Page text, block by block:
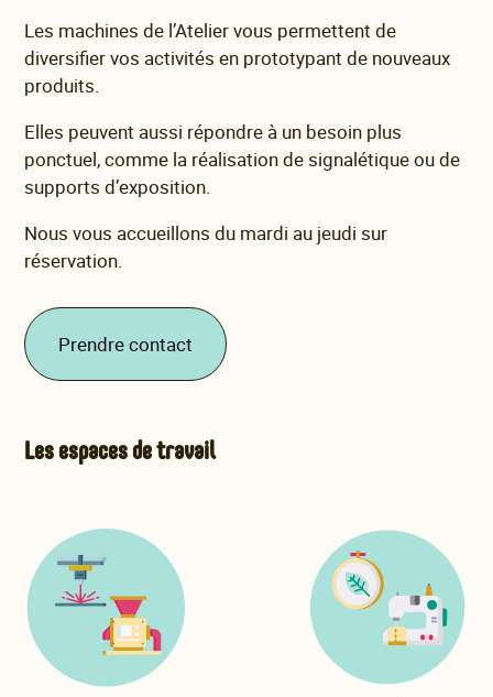
Les machines de l’Atelier vous permettent de
diversifier vos activités en prototypant de nouveaux
produits.
Elles peuvent aussi répondre à un besoin plus
ponctuel, comme la réalisation de signalétique ou de
supports d’exposition.
Nous vous accueillons du mardi au jeudi sur
réservation.
Prendre contact
Les espaces de travail